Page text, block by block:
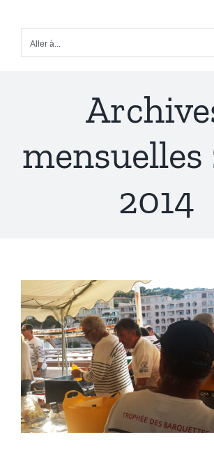
contenuAller à...
mensuelles
2014